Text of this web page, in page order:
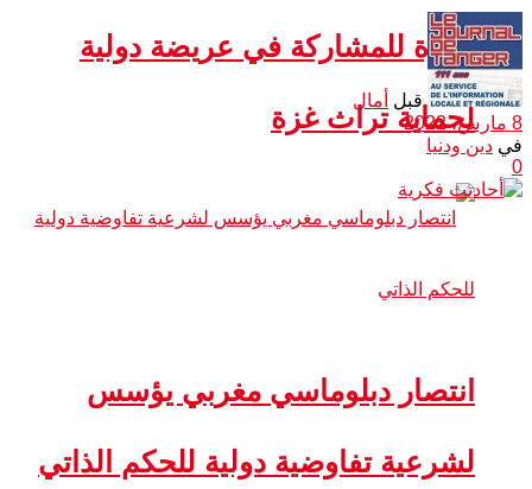
دعوة للمشاركة في عريضة دولية
لحماية تراث غزة
انتصار دبلوماسي مغربي يؤسس
لشرعية تفاوضية دولية للحكم الذاتي
قبل أمال
8 مارس، 2022
في دين ودنيا
0